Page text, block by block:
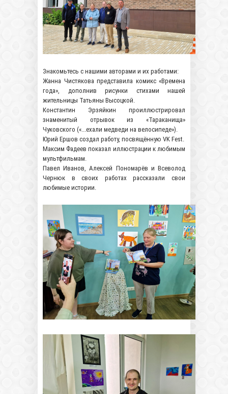
Знакомьтесь с нашими авторами и их работами:
Жанна Чистякова представила комикс «Времена
года», дополнив рисунки стихами нашей
жительницы Татьяны Высоцкой.
Константин Эрзяйкин проиллюстрировал
знаменитый отрывок из «Тараканища»
Чуковского («...ехали медведи на велосипеде»).
Юрий Ершов создал работу, посвящённую VK Fest.
Максим Фадеев показал иллюстрации к любимым
мультфильмам.
Павел Иванов, Алексей Пономарёв и Всеволод
Чернюк в своих работах рассказали свои
любимые истории.